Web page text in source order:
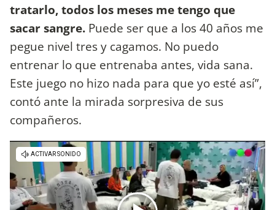
tratarlo, todos los meses me tengo que
sacar sangre. Puede ser que a los 40 años me
pegue nivel tres y cagamos. No puedo
entrenar lo que entrenaba antes, vida sana.
Este juego no hizo nada para que yo esté así”,
contó ante la mirada sorpresiva de sus
compañeros.